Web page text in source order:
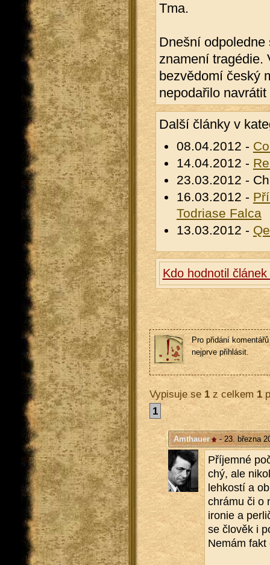
Tma.
Dnešní
znamení tragédie.
bezvědomí český
nepodařilo
Další články v
08.04.2012 -
14.04.2012 -
23.03.2012 -
16.03.2012 -
Todriase Falca
13.03.2012 -
Kdo hodnotil
Pro přidání
nejprve přihlásit.
Vypisuje se 1z celkem 1
1
Amthauer - 23. března
Pří­jem­né
chý, ale
leh­kos­tí a
chrá­mu či o
iro­nie a
se člo­věk i
Nemám fakt